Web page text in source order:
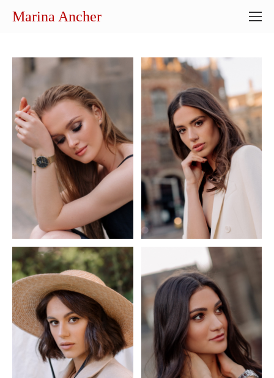
Marina Ancher